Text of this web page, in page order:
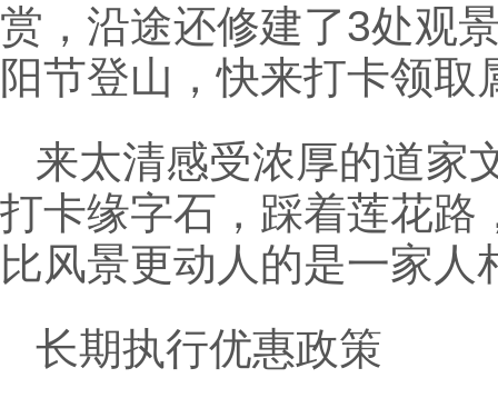
赏，沿途还修建了3处观
阳节登山，快来打卡领取
来太清感受浓厚的道家
打卡缘字石，踩着莲花路
比风景更动人的是一家人
长期执行优惠政策